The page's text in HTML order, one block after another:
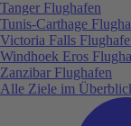
Tanger Flughafen
Tunis-Carthage
Victoria Falls
Windhoek Eros
Zanzibar Flughafen
Alle Ziele im